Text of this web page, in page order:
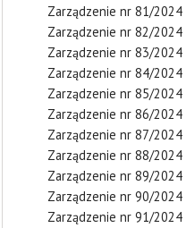
Zarządzenie nr 81/2024
Zarządzenie nr 82/2024
Zarządzenie nr 83/2024
Zarządzenie nr 84/2024
Zarządzenie nr 85/2024
Zarządzenie nr 86/2024
Zarządzenie nr 87/2024
Zarządzenie nr 88/2024
Zarządzenie nr 89/2024
Zarządzenie nr 90/2024
Zarządzenie nr 91/2024